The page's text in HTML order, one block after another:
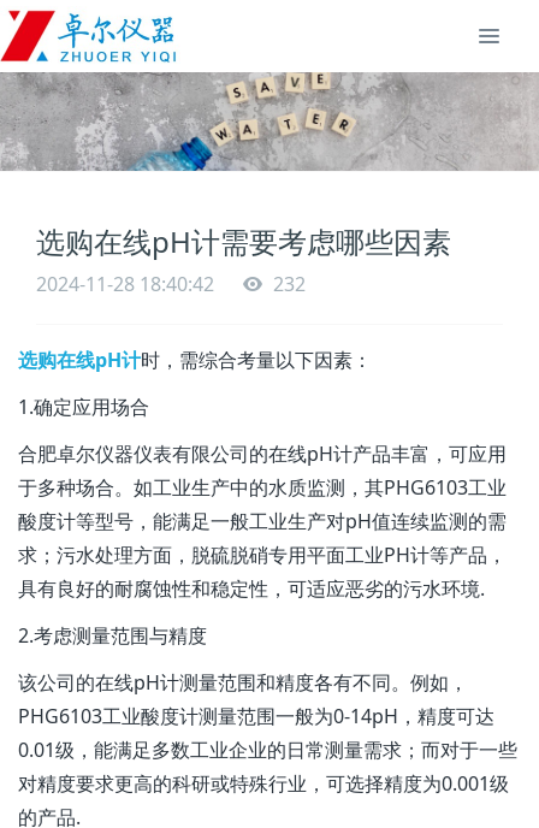
选购在线pH计需要考虑哪些因素
2024-11-28 18:40:42 232
选购在线pH计时，需综合考量以下因素：
1.确定应用场合
合肥卓尔仪器仪表有限公司的在线pH计产品丰富，可应用
于多种场合。如工业生产中的水质监测，其PHG6103工业
酸度计等型号，能满足一般工业生产对pH值连续监测的需
求；污水处理方面，脱硫脱硝专用平面工业PH计等产品，
具有良好的耐腐蚀性和稳定性，可适应恶劣的污水环境.
2.考虑测量范围与精度
该公司的在线pH计测量范围和精度各有不同。例如，
PHG6103工业酸度计测量范围一般为0-14pH，精度可达
0.01级，能满足多数工业企业的日常测量需求；而对于一些
对精度要求更高的科研或特殊行业，可选择精度为0.001级
的产品.